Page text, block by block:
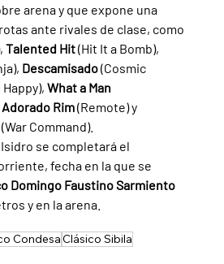
arena y que expone una
ante rivales de clase, como
Talented Hit (Hit It a Bomb),
Descamisado (Cosmic
Happy), What a Man
Adorado Rim (Remote) y
(War Command).
se completará el
fecha en la que se
Domingo Faustino Sarmiento
y en la arena.
CondesaClásico Sibila